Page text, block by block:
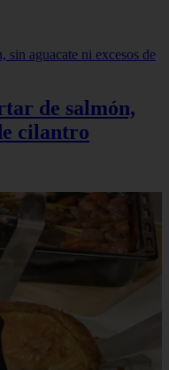
de salmón,
cilantro